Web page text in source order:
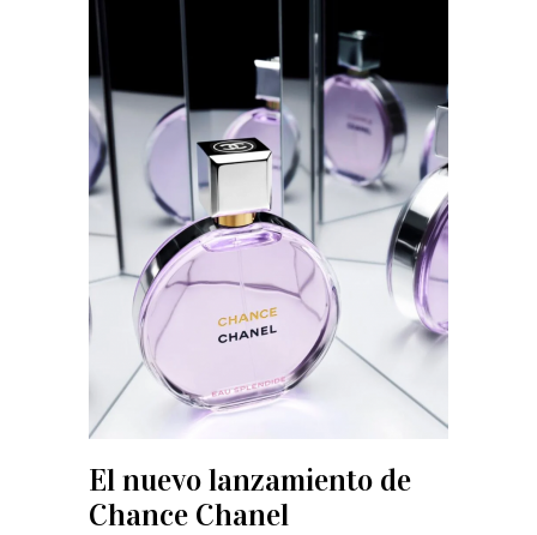
El nuevo lanzamiento de
Chance Chanel